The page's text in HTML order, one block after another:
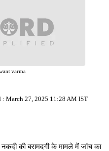
varma
: March 27, 2025 11:28 AM IST
नकदी की बरामदगी के मामले में जांच का